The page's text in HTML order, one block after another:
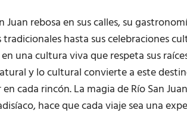
Juan rebosa en sus calles, su
hasta sus celebraciones
una cultura viva que respeta sus
y lo cultural convierte a este
cada rincón. La magia de Río San
hace que cada viaje sea una